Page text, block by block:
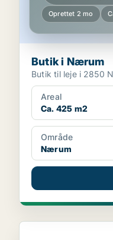
Oprettet 2 mo
Butik i Nærum
Butik til leje i 2850
Areal
Ca. 425 m2
Område
Nærum